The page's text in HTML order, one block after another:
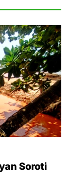
Soroti